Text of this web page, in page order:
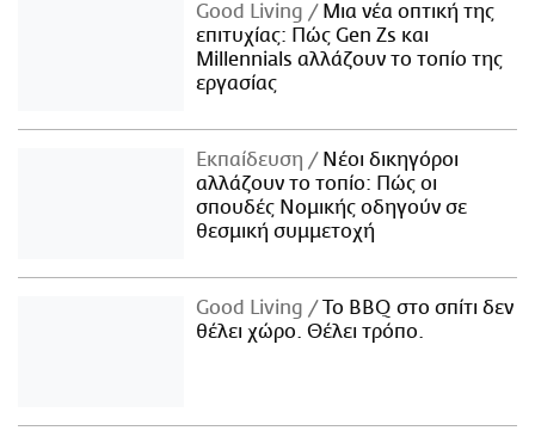
Good Living
Μια νέα οπτική της
επιτυχίας: Πώς Gen Zs και
Millennials αλλάζουν το τοπίο της
εργασίας
Εκπαίδευση
Νέοι δικηγόροι
αλλάζουν το τοπίο: Πώς οι
σπουδές Νομικής οδηγούν σε
θεσμική συμμετοχή
Good Living
Το BBQ στο σπίτι δεν
θέλει χώρο. Θέλει τρόπο.